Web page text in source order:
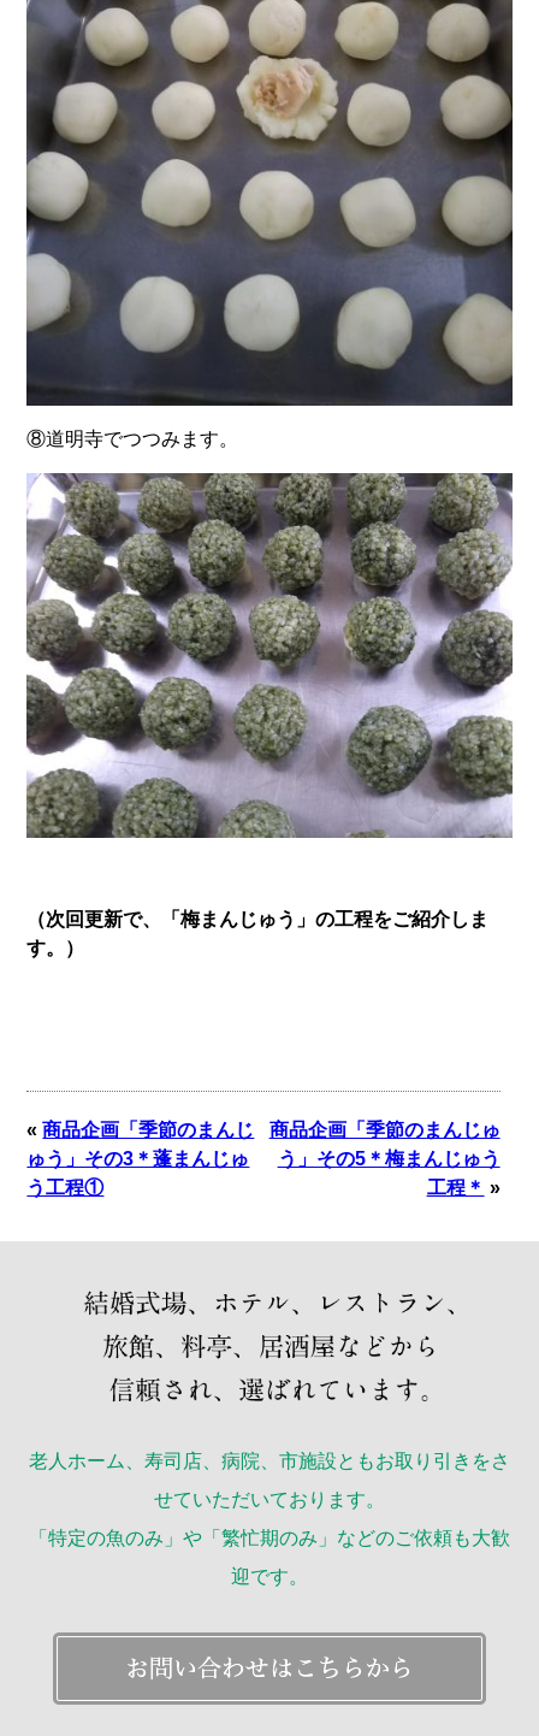
⑧道明寺でつつみます。
（次回更新で、「梅まんじゅう」の工程をご紹介しま
す。）
«商品企画「季節のまんじ
ゅう」その3＊蓬まんじゅ
う工程①
商品企画「季節のまんじゅ
う」その5＊梅まんじゅう
工程＊ »
老人ホーム、寿司店、病院、市施設ともお取り引きをさ
せていただいております。
「特定の魚のみ」や「繁忙期のみ」などのご依頼も大歓
迎です。